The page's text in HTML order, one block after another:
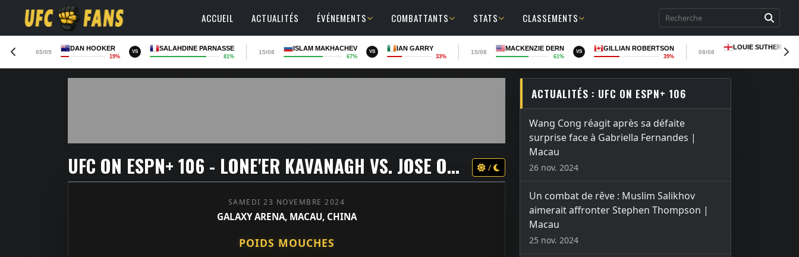
ACCUEIL ACTUALITÉS ÉVÉNEMENTS COMBATTANTS STATS CLASSEMENTS
05/09
DAN HOOKER
19%
VS SALAHDINE PARNASSE
81%
15/08
ISLAM MAKHACHEV
67%
VS IAN GARRY
33%
15/08
MACKENZIE DERN
61%
VS GILLIAN ROBERTSON
39%
08/08
LOUIE
LOSS
UFC ON ESPN+ 106 - LONE'ER KAVANAGH VS. JOSE OCHOA /
SAMEDI 23 NOVEMBRE 2024
GALAXY ARENA, MACAU, CHINA
POIDS MOUCHES
ACTUALITÉS : UFC ON ESPN+ 106
Wang Cong réagit après sa défaite
surprise face à Gabriella Fernandes |
Macau
26 nov. 2024
Un combat de rêve : Muslim Salikhov
aimerait affronter Stephen Thompson |
Macau
25 nov. 2024